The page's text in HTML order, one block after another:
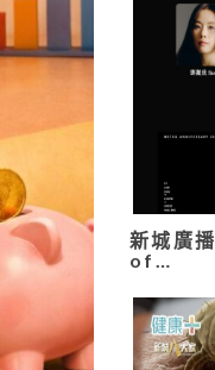
新城廣
of…